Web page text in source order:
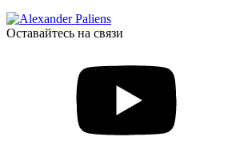
Оставайтесь на связи